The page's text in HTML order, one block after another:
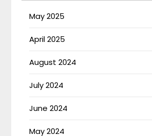
May 2025
April 2025
August 2024
July 2024
June 2024
May 2024